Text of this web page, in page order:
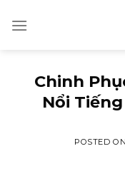
Chinh
Nổi
POSTED ON